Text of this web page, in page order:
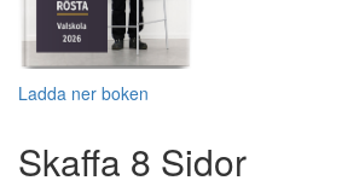
Ladda ner boken
Skaffa 8 Sidor